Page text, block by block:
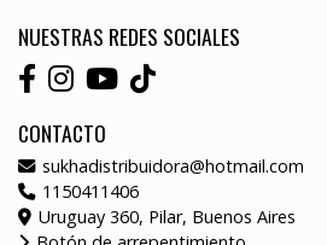
NUESTRAS REDES SOCIALES
CONTACTO
sukhadistribuidora@hotmail.com
1150411406
Uruguay 360, Pilar, Buenos Aires